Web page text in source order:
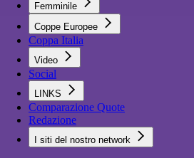
Femminile
Coppe Europee
Coppa Italia
Video
Social
LINKS
Comparazione Quote
Redazione
I siti del nostro network